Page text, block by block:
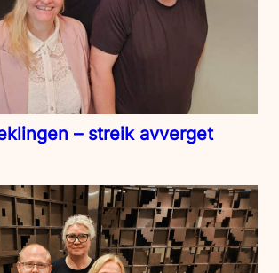
– streik avverget